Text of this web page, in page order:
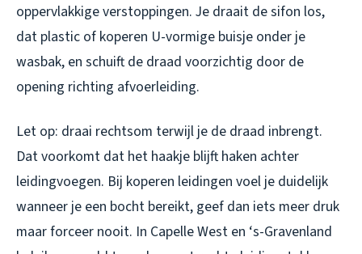
oppervlakkige verstoppingen. Je draait de sifon los,
dat plastic of koperen U-vormige buisje onder je
wasbak, en schuift de draad voorzichtig door de
opening richting afvoerleiding.
Let op: draai rechtsom terwijl je de draad inbrengt.
Dat voorkomt dat het haakje blijft haken achter
leidingvoegen. Bij koperen leidingen voel je duidelijk
wanneer je een bocht bereikt, geef dan iets meer druk
maar forceer nooit. In Capelle West en ‘s-Gravenland